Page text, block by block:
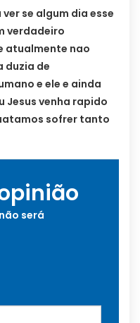
se algum dia esse
verdadeiro
atualmente nao
duzia de
e ele e ainda
Jesus venha rapido
sofrer tanto
será